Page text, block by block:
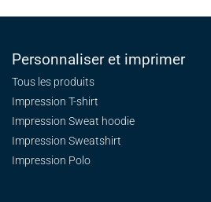
Personnaliser et imprimer
Tous les produits
Impression T-shirt
Impression Sweat hoodie
Impression Sweatshirt
Impression Polo